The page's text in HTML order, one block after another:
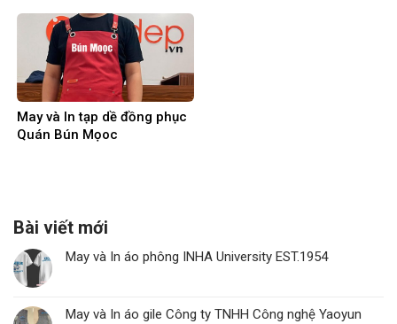
May và In tạp dề đồng phục
Quán Bún Mọoc
Bài viết mới
May và In áo phông INHA University EST.1954
May và In áo gile Công ty TNHH Công nghệ Yaoyun